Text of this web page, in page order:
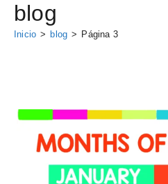
blog
Inicio > blog > Página 3